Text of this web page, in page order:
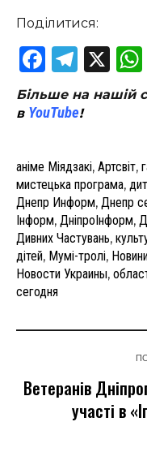
Поділитися:
Facebook
X
Більше на нашій
в YouTube!
аніме Міядзакі, Артсвіт,
мистецька програма,
Днепр Информ, Днепр
Інформ, ДніпроІнформ,
Дивних Частувань,
дітей, Мумі-тролі,
Новости Украины,
сегодня
Ветеранів
участі в